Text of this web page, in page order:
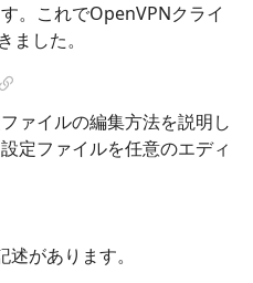
。これでOpenVPNクライ
ました。
ァイルの編集方法を説明し
定ファイルを任意のエディ
があります。